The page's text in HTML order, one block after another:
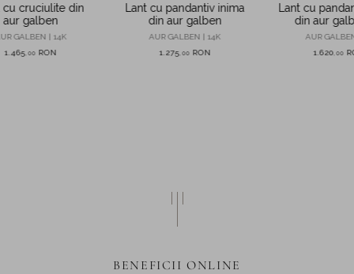
cu cruciulite din
aur galben
GALBEN | 14K
1.465 ,00 RON
Lant cu pandantiv inima
din aur galben
AUR GALBEN | 14K
1.275 00 RON
Lant cu
din aur
diamant de
AUR
1.620 00
BENEFICII ONLINE